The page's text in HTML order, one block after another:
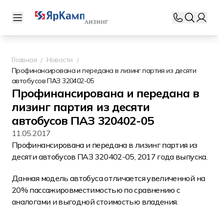
Главная
Новости
Профинансирована и передана в лизинг партия из десяти
автобусов ПАЗ 320402-05
Профинансирована и передана в
лизинг партия из десяти
автобусов ПАЗ 320402-05
11.05.2017
Профинансирована и передана в лизинг партия из
десяти автобусов ПАЗ 320402-05, 2017 года выпуска.
Данная модель автобуса отличается увеличенной на
20% пассажировместимостью по сравнению с
аналогами и выгодной стоимостью владения.